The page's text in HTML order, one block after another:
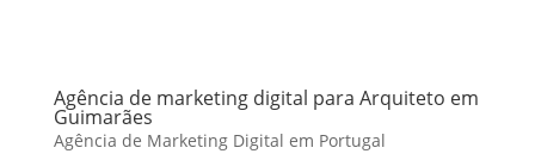
Agência de marketing digital para Arquiteto em
Guimarães
Agência de Marketing Digital em Portugal